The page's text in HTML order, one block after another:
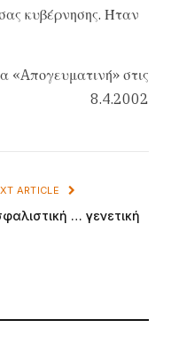
κυβέρνησης. Ήταν
«Aπογευματινή» στις
8.4.2002
ARTICLE
… γενετική